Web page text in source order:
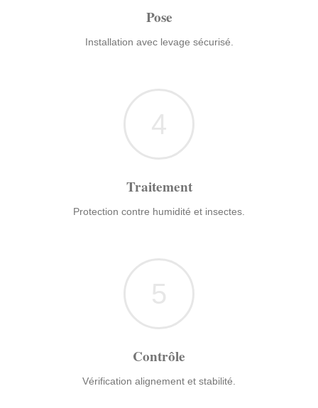
Pose
Installation avec levage sécurisé.
4
Traitement
Protection contre humidité et insectes.
5
Contrôle
Vérification alignement et stabilité.